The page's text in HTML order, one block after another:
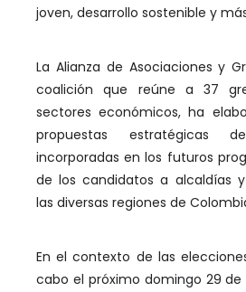
joven, desarrollo sostenible y
La Alianza de Asociaciones y
coalición que reúne a 37
sectores económicos, ha
propuestas estratégicas
incorporadas en los futuros
de los candidatos a alcaldías
las diversas regiones de
En el contexto de las
cabo el próximo domingo 29